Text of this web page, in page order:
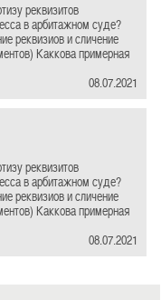
реквизитов
в арбитажном суде?
реквизиов и сличение
Каккова примерная
08.07.2021
реквизитов
в арбитажном суде?
реквизиов и сличение
Каккова примерная
08.07.2021